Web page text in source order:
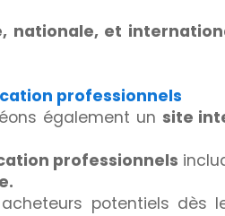
nationale, et
professionnels
également un site
professionnels
potentiels dès